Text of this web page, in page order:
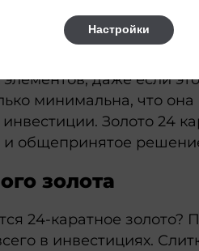
золота (100%)
Всегда
даже если
минимальна, что она
Золото 24
и общепринятое
золота
24-каратное золото?
в инвестициях.
Настройки